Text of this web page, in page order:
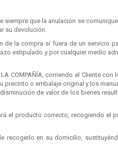
que la anulación se
su devolución.
la compra si fuera de un servicio
estipulado y por cualquier medio
COMPAÑÍA, corriendo el Cliente con
precinto o embalaje original y los
de valor de los bienes
el producto correcto, recogiendo el
recogerlo en su domicilio,